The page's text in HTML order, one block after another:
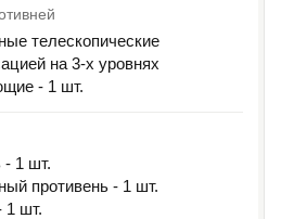
телескопические
на 3-х уровнях
- 1 шт.
- 1 шт.
противень - 1 шт.
1 шт.